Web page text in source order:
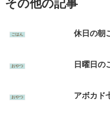
その他の記事
ごはん 休日の朝
おやつ 日曜日の
おやつ アボカド